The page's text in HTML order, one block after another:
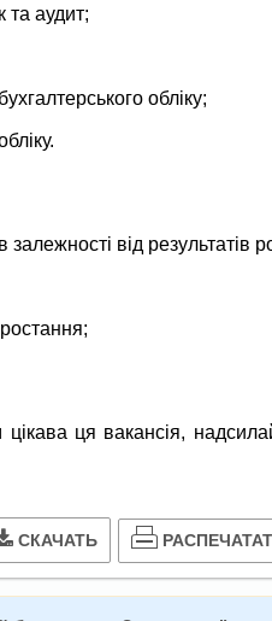
та аудит;
обліку;
від результатів
ця вакансія,
СКАЧАТЬ